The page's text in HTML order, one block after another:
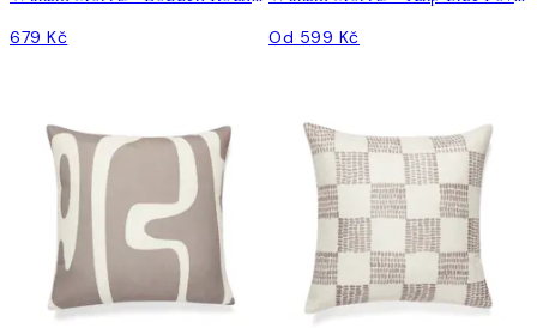
679 Kč Od 599 Kč